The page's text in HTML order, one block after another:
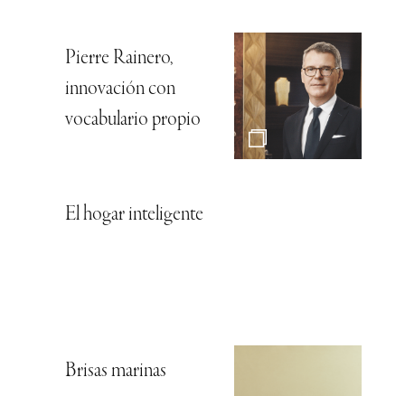
Pierre Rainero,
innovación con
vocabulario propio
El hogar inteligente
Brisas marinas